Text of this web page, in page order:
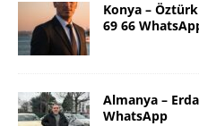
Konya –
69 66
Almanya –
WhatsApp